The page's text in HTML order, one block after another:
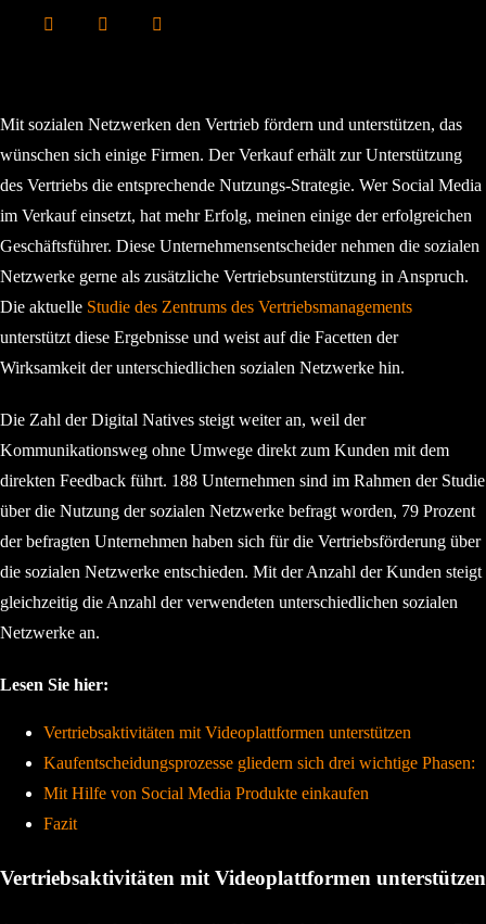
Mit sozialen Netzwerken den Vertrieb fördern und unterstützen, das
wünschen sich einige Firmen. Der Verkauf erhält zur Unterstützung
des Vertriebs die entsprechende Nutzungs-Strategie. Wer Social Media
im Verkauf einsetzt, hat mehr Erfolg, meinen einige der erfolgreichen
Geschäftsführer. Diese Unternehmensentscheider nehmen die sozialen
Netzwerke gerne als zusätzliche Vertriebsunterstützung in Anspruch.
Die aktuelle Studie des Zentrums des Vertriebsmanagements
unterstützt diese Ergebnisse und weist auf die Facetten der
Wirksamkeit der unterschiedlichen sozialen Netzwerke hin.
Die Zahl der Digital Natives steigt weiter an, weil der
Kommunikationsweg ohne Umwege direkt zum Kunden mit dem
direkten Feedback führt. 188 Unternehmen sind im Rahmen der Studie
über die Nutzung der sozialen Netzwerke befragt worden, 79 Prozent
der befragten Unternehmen haben sich für die Vertriebsförderung über
die sozialen Netzwerke entschieden. Mit der Anzahl der Kunden steigt
gleichzeitig die Anzahl der verwendeten unterschiedlichen sozialen
Netzwerke an.
Lesen Sie hier:
Vertriebsaktivitäten mit Videoplattformen unterstützen
Kaufentscheidungsprozesse gliedern sich drei wichtige Phasen:
Mit Hilfe von Social Media Produkte einkaufen
Fazit
Vertriebsaktivitäten mit Videoplattformen unterstützen